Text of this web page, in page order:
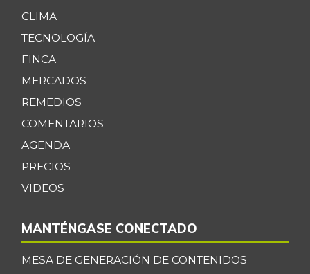
CLIMA
TECNOLOGÍA
FINCA
MERCADOS
REMEDIOS
COMENTARIOS
AGENDA
PRECIOS
VIDEOS
MANTÉNGASE CONECTADO
MESA DE GENERACIÓN DE CONTENIDOS